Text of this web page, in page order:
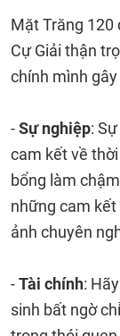
Mặt Trăng 120
Cự Giải thận
chính mình gây
-Sự nghiệp:
cam kết về
bổng làm
những cam
ảnh chuyên
-Tài chính:
sinh bất ngờ